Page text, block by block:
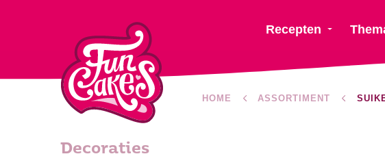
Recepten
HOME ASSORTIMENT
Decoraties